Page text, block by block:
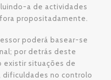
a de actividades
propositadamente.
poderá basear-se
por detrás deste
existir situações de
no controlo